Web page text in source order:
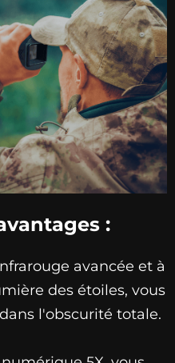
:
avancée et à
des étoiles, vous
l'obscurité totale.